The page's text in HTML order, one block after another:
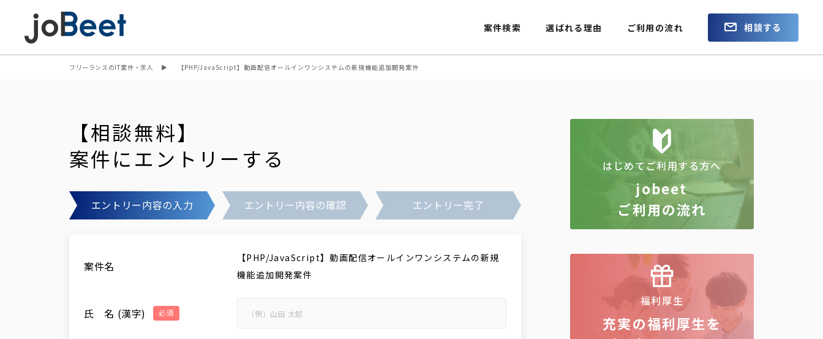
案件検索 選ばれる理由 ご利用の流れ 相談する
フリーランスのIT案件・求人 【PHP/JavaScript】動画配信オールインワンシステムの新規機能追加開発案件
【相談無料】
案件にエントリーする
エントリー内容の入力 エントリー内容の確認 エントリー完了
案件名
【PHP/JavaScript】動画配信オールインワンシステムの新規
機能追加開発案件
氏 名 (漢字) 必須
はじめてご利用する方へ
jobeet
ご利用の流れ
福利厚生
充実の福利厚生を